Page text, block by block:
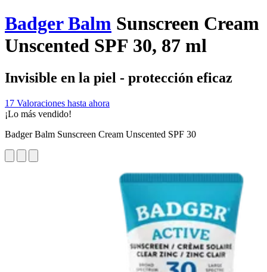
Badger Balm Sunscreen Cream
Unscented SPF 30, 87 ml
Invisible en la piel - protección eficaz
17 Valoraciones hasta ahora
¡Lo más vendido!
Badger Balm Sunscreen Cream Unscented SPF 30